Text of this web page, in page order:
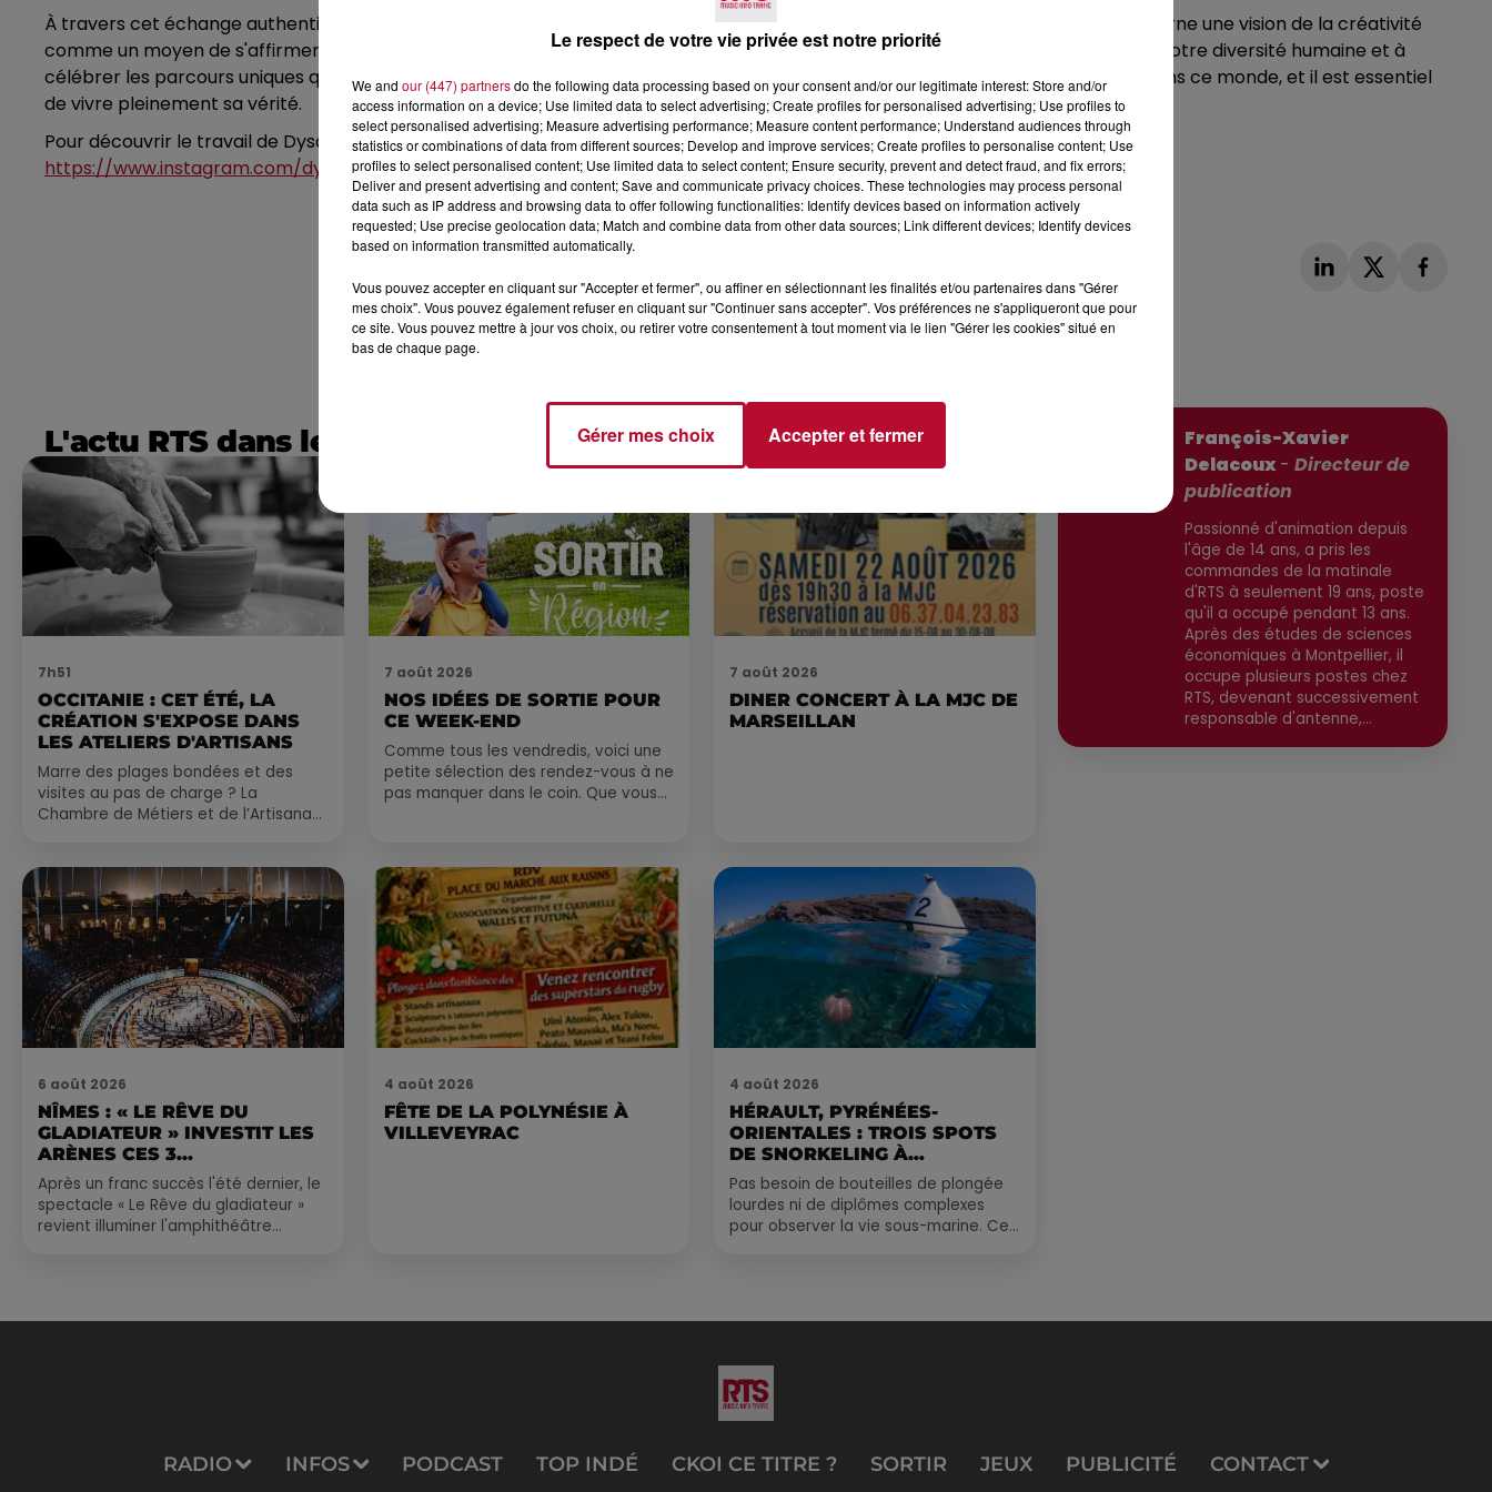
À travers cet échange authentique, Dysabo nous rappelle que l'art est avant tout une question d'émotion et de partage. Elle incarne une vision de la créativité
comme un moyen de s'affirmer et de se libérer des attentes des autres. Cet épisode est une invitation à explorer la richesse de notre diversité humaine et à
célébrer les parcours uniques qui nous façonnent. Que ce soit par l'art ou par d'autres formes d'expression, chacun a sa place dans ce monde, et il est essentiel
de vivre pleinement sa vérité.
Pour découvrir le travail de Dysabo rendez-vous sur son site internet :https://dysabo.info/ou son compte instagram :
https://www.instagram.com/dysabo_creation/
L'actu RTS dans le Sud Voir plus
7h51
OCCITANIE : CET ÉTÉ, LA
CRÉATION S'EXPOSE DANS
LES ATELIERS D'ARTISANS
Marre des plages bondées et des
visites au pas de charge ? La
Chambre de Métiers et de l’Artisanat
7 août 2026
NOS IDÉES DE SORTIE POUR
CE WEEK-END
Comme tous les vendredis, voici une
petite sélection des rendez-vous à ne
pas manquer dans le coin. Que vous
7 août 2026
DINER CONCERT À LA MJC DE
MARSEILLAN
6 août 2026
NÎMES : « LE RÊVE DU
GLADIATEUR » INVESTIT LES
ARÈNES CES 3...
Après un franc succès l'été dernier, le
spectacle « Le Rêve du gladiateur »
revient illuminer l'amphithéâtre
4 août 2026
FÊTE DE LA POLYNÉSIE À
VILLEVEYRAC
4 août 2026
HÉRAULT, PYRÉNÉES-
ORIENTALES : TROIS SPOTS
DE SNORKELING À
EXPLORER...
Pas besoin de bouteilles de plongée
lourdes ni de diplômes complexes
pour observer la vie sous-marine. Cet
François-Xavier
Delacoux- Directeur de
publication
Passionné d'animation depuis
l'âge de 14 ans, a pris les
commandes de la matinale
d'RTS à seulement 19 ans, poste
qu'il a occupé pendant 13 ans.
Après des études de sciences
économiques à Montpellier, il
occupe plusieurs postes chez
RTS, devenant successivement
responsable d'antenne,
RADIO INFOS PODCAST TOP INDÉ CKOI CE TITRE ? SORTIR JEUX PUBLICITÉ CONTACT
Le respect de votre vie privée est notre priorité
We and our (447) partnersdo the following data processing based on your consent and/or our legitimate interest: Store and/or
access information on a device; Use limited data to select advertising; Create profiles for personalised advertising; Use profiles to
select personalised advertising; Measure advertising performance; Measure content performance; Understand audiences through
statistics or combinations of data from different sources; Develop and improve services; Create profiles to personalise content; Use
profiles to select personalised content; Use limited data to select content; Ensure security, prevent and detect fraud, and fix errors;
Deliver and present advertising and content; Save and communicate privacy choices. These technologies may process personal
data such as IP address and browsing data to offer following functionalities: Identify devices based on information actively
requested; Use precise geolocation data; Match and combine data from other data sources; Link different devices; Identify devices
based on information transmitted automatically.
Vous pouvez accepter en cliquant sur "Accepter et fermer", ou affiner en sélectionnant les finalités et/ou partenaires dans "Gérer
mes choix". Vous pouvez également refuser en cliquant sur "Continuer sans accepter". Vos préférences ne s'appliqueront que pour
ce site. Vous pouvez mettre à jour vos choix, ou retirer votre consentement à tout moment via le lien "Gérer les cookies" situé en
bas de chaque page.
Gérer mes choix Accepter et fermer